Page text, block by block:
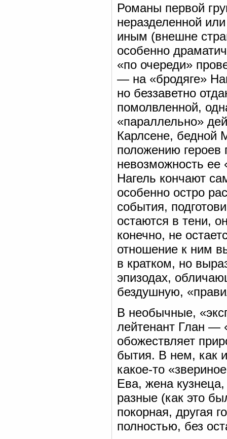
Романы первой
неразделенной
иным (внешне
особенно
«по очереди»
— на «бродяге»
но беззаветно
помолвленной,
«параллельно»
Карлсене, бедной
положению героев
невозможность ее
Нагель кончают
особенно остро
события,
остаются в тени,
конечно, не
отношение к ним
в кратком, но
эпизодах,
бездушную,
В необычные,
лейтенант Глан —
обожествляет
бытия. В нем, как и
какое-то
Ева, жена
разные (как это
покорная, другая
полностью, без